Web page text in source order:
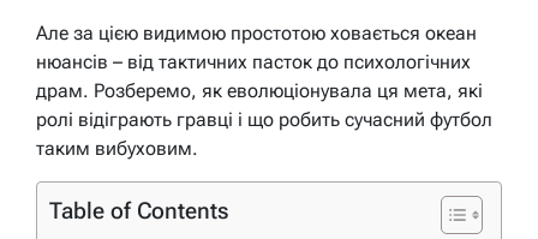
Але за цією видимою простотою ховається океан
нюансів – від тактичних пасток до психологічних
драм. Розберемо, як еволюціонувала ця мета, які
ролі відіграють гравці і що робить сучасний футбол
таким вибуховим.
Table of Contents